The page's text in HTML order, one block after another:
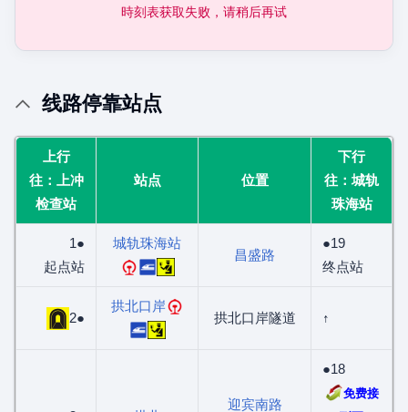
時刻表获取失败，请稍后再试
线路停靠站点
上行
往：上冲
检查站
站点 位置
下行
往：城轨
珠海站
1●
起点站
城轨珠海站
昌盛路
●19
终点站
2●
拱北口岸
拱北口岸隧道 ↑
迎宾南路
●18
免费接